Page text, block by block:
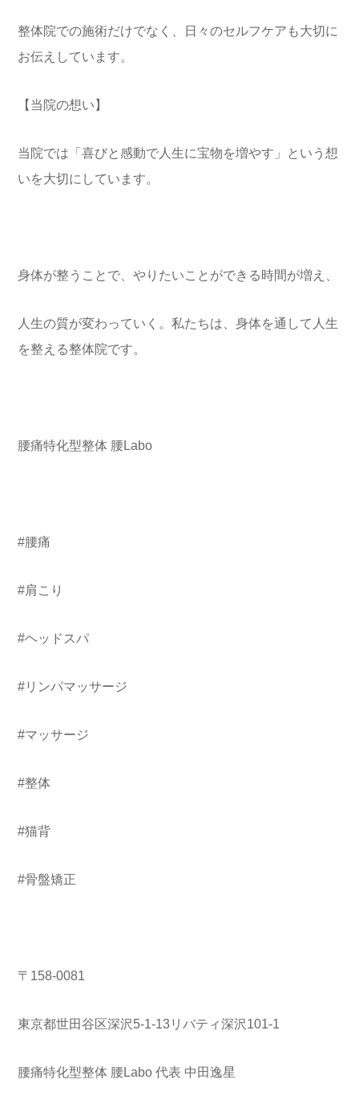
整体院での施術だけでなく、日々のセルフケアも大切に
お伝えしています。
【当院の想い】
当院では「喜びと感動で人生に宝物を増やす」という想
いを大切にしています。
身体が整うことで、やりたいことができる時間が増え、
人生の質が変わっていく。私たちは、身体を通して人生
を整える整体院です。
腰痛特化型整体 腰Labo
#腰痛
#肩こり
#ヘッドスパ
#リンパマッサージ
#マッサージ
#整体
#猫背
#骨盤矯正
〒158-0081
東京都世田谷区深沢5-1-13リバティ深沢101-1
腰痛特化型整体 腰Labo 代表 中田逸星